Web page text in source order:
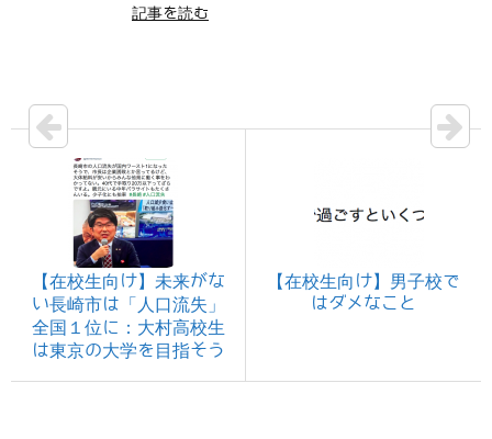
記事を読む
【在校生向け】未来がな
い長崎市は「人口流失」
全国１位に：大村高校生
は東京の大学を目指そう
【在校生向け】男子校で
はダメなこと